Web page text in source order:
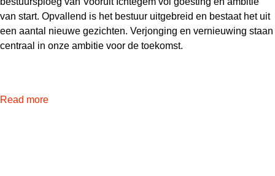
van start. Opvallend is het bestuur uitgebreid en bestaat het uit
een aantal nieuwe gezichten. Verjonging en vernieuwing staan
centraal in onze ambitie voor de toekomst.
Read more